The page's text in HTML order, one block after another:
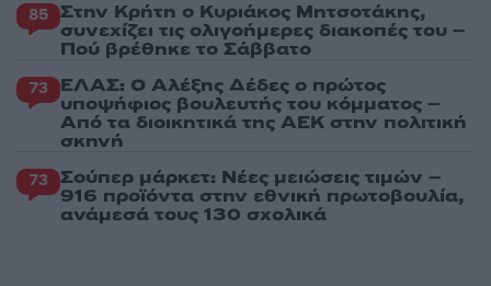
85 Στην Κρήτη ο Κυριάκος Μητσοτάκης,
συνεχίζει τις ολιγοήμερες διακοπές του –
Πού βρέθηκε το Σάββατο
73 ΕΛΑΣ: Ο Αλέξης Δέδες ο πρώτος
υποψήφιος βουλευτής του κόμματος –
Από τα διοικητικά της ΑΕΚ στην πολιτική
σκηνή
73 Σούπερ μάρκετ: Νέες μειώσεις τιμών –
916 προϊόντα στην εθνική πρωτοβουλία,
ανάμεσά τους 130 σχολικά